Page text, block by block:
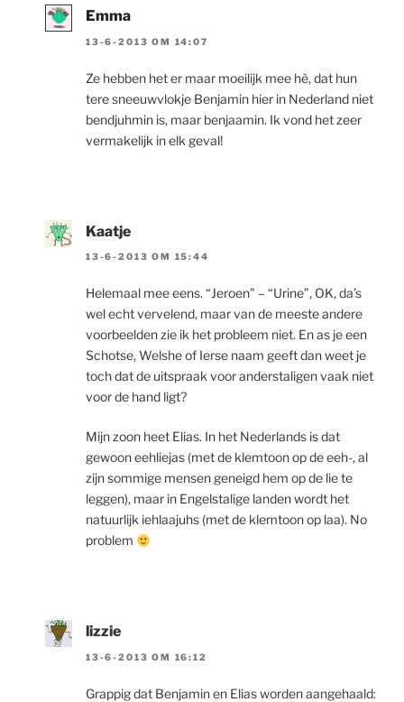
Emma
13-6-2013 OM 14:07
Ze hebben het er maar moeilijk mee hè, dat hun
tere sneeuwvlokje Benjamin hier in Nederland niet
bendjuhmin is, maar benjaamin. Ik vond het zeer
vermakelijk in elk geval!
Kaatje
13-6-2013 OM 15:44
Helemaal mee eens. “Jeroen” – “Urine”, OK, da’s
wel echt vervelend, maar van de meeste andere
voorbeelden zie ik het probleem niet. En as je een
Schotse, Welshe of Ierse naam geeft dan weet je
toch dat de uitspraak voor anderstaligen vaak niet
voor de hand ligt?
Mijn zoon heet Elias. In het Nederlands is dat
gewoon eehliejas (met de klemtoon op de eeh-, al
zijn sommige mensen geneigd hem op de lie te
leggen), maar in Engelstalige landen wordt het
natuurlijk iehlaajuhs (met de klemtoon op laa). No
problem
lizzie
13-6-2013 OM 16:12
Grappig dat Benjamin en Elias worden aangehaald: